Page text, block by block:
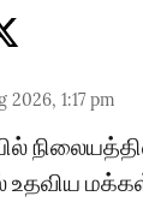
2026, 1:17 pm
உதவிய